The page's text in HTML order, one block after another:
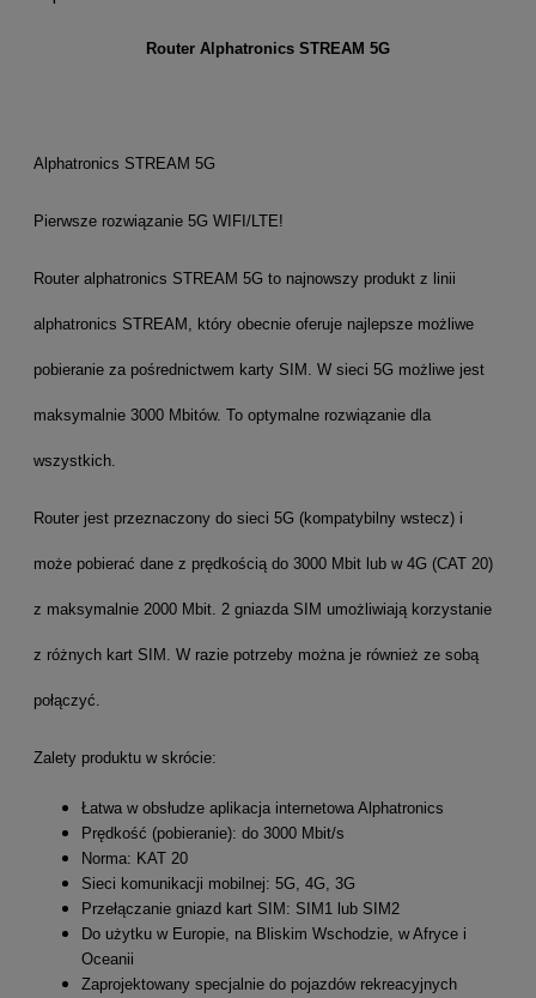
Router Alphatronics STREAM 5G
Alphatronics STREAM 5G
Pierwsze rozwiązanie 5G WIFI/LTE!
Router alphatronics STREAM 5G to najnowszy produkt z linii
alphatronics STREAM, który obecnie oferuje najlepsze możliwe
pobieranie za pośrednictwem karty SIM. W sieci 5G możliwe jest
maksymalnie 3000 Mbitów. To optymalne rozwiązanie dla
wszystkich.
Router jest przeznaczony do sieci 5G (kompatybilny wstecz) i
może pobierać dane z prędkością do 3000 Mbit lub w 4G (CAT 20)
z maksymalnie 2000 Mbit. 2 gniazda SIM umożliwiają korzystanie
z różnych kart SIM. W razie potrzeby można je również ze sobą
połączyć.
Zalety produktu w skrócie:
Łatwa w obsłudze aplikacja internetowa Alphatronics
Prędkość (pobieranie): do 3000 Mbit/s
Norma: KAT 20
Sieci komunikacji mobilnej: 5G, 4G, 3G
Przełączanie gniazd kart SIM: SIM1 lub SIM2
Do użytku w Europie, na Bliskim Wschodzie, w Afryce i
Oceanii
Zaprojektowany specjalnie do pojazdów rekreacyjnych